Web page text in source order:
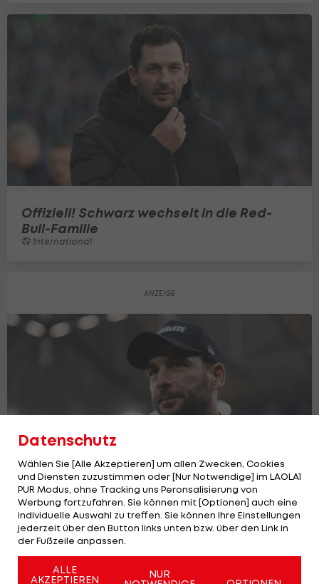
Offiziell! Schwarz wechselt in die Red-
Bull-Familie
International
Sandro Schwarz vor Wechsel in den
Red-Bull-Kosmos
International
Datenschutz
Wählen Sie [Alle Akzeptieren] um allen Zwecken, Cookies
und Diensten zuzustimmen oder [Nur Notwendige] im LAOLA1
PUR Modus, ohne Tracking uns Peronsalisierung von
Werbung fortzufahren. Sie können mit [Optionen] auch eine
individuelle Auswahl zu treffen. Sie können Ihre Einstellungen
jederzeit über den Button links unten bzw. über den Link in
der Fußzeile anpassen.
ALLE
AKZEPTIEREN
NUR